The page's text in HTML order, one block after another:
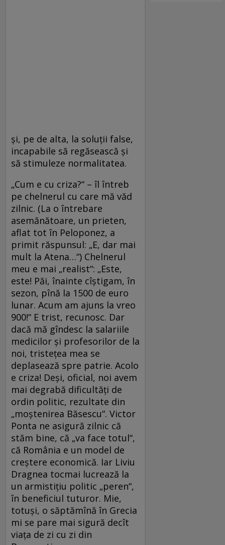
şi, pe de alta, la soluţii false,
incapabile să regăsească şi
să stimuleze normalitatea.
„Cum e cu criza?“ – îl întreb
pe chelnerul cu care mă văd
zilnic. (La o întrebare
asemănătoare, un prieten,
aflat tot în Peloponez, a
primit răspunsul: „E, dar mai
mult la Atena…“) Chelnerul
meu e mai „realist“: „Este,
este! Păi, înainte cîştigam, în
sezon, pînă la 1500 de euro
lunar. Acum am ajuns la vreo
900!“ E trist, recunosc. Dar
dacă mă gîndesc la salariile
medicilor şi profesorilor de la
noi, tristeţea mea se
deplasează spre patrie. Acolo
e criza! Deşi, oficial, noi avem
mai degrabă dificultăţi de
ordin politic, rezultate din
„moştenirea Băsescu“. Victor
Ponta ne asigură zilnic că
stăm bine, că „va face totul“,
că România e un model de
creştere economică. Iar Liviu
Dragnea tocmai lucrează la
un armistiţiu politic „peren“,
în beneficiul tuturor. Mie,
totuşi, o săptămînă în Grecia
mi se pare mai sigură decît
viaţa de zi cu zi din